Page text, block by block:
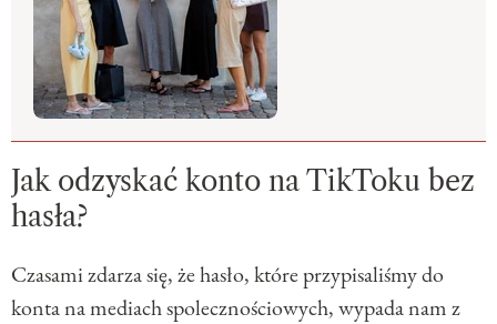
Jak odzyskać konto na TikToku bez
hasła?
Czasami zdarza się, że hasło, które przypisaliśmy do
konta na mediach spolecznościowych, wypada nam z